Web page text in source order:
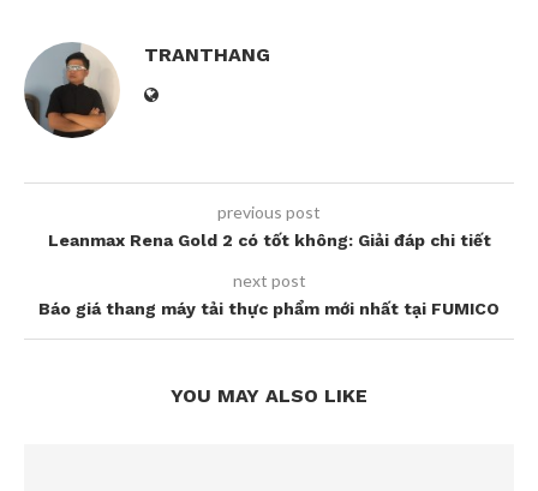
TRANTHANG
previous post
Leanmax Rena Gold 2 có tốt không: Giải đáp chi tiết
next post
Báo giá thang máy tải thực phẩm mới nhất tại FUMICO
YOU MAY ALSO LIKE